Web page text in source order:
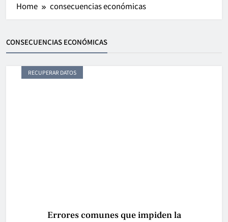
Home consecuencias económicas
CONSECUENCIAS ECONÓMICAS
RECUPERAR DATOS
Errores comunes que impiden la